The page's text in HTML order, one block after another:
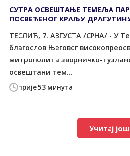
прије 53 минута
СУТРА ОСВЕШТАЊЕ ТЕМЕЉА
ПОСВЕЋЕНОГ КРАЉУ
ТЕСЛИЋ, 7. АВГУСТА /СРНА/ - У
благослов Његовог
митрополита зворничко-
освештани тем...
Учитај још